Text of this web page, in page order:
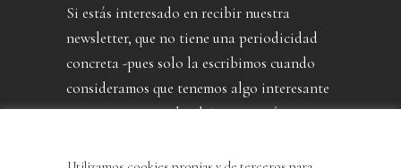
Si estás interesado en recibir nuestra
newsletter, que no tiene una periodicidad
concreta -pues solo la escribimos cuando
consideramos que tenemos algo interesante
que contarte- puedes dejarnos aquí tu